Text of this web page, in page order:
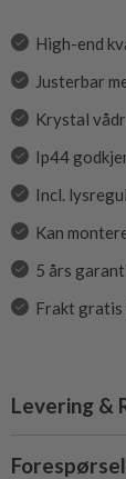
High-end
Justerbar
Krystal
Ip44
Incl.
Kan
5 års
Frakt gratis
Levering &